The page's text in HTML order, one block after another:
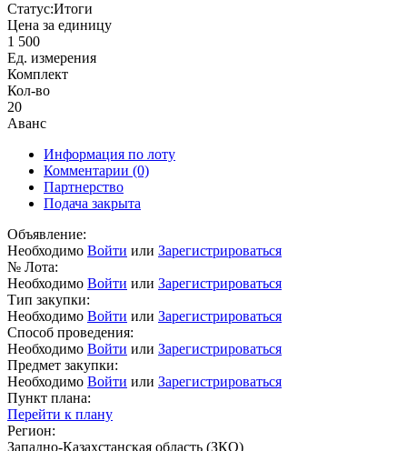
Статус:Итоги
Цена за единицу
1 500
Ед. измерения
Комплект
Кол-во
20
Аванс
Информация по лоту
Комментарии (0)
Партнерство
Подача закрыта
Объявление:
Необходимо Войти или Зарегистрироваться
№ Лота:
Необходимо Войти или Зарегистрироваться
Тип закупки:
Необходимо Войти или Зарегистрироваться
Способ проведения:
Необходимо Войти или Зарегистрироваться
Предмет закупки:
Необходимо Войти или Зарегистрироваться
Пункт плана:
Перейти к плану
Регион:
Западно-Казахстанская область (ЗКО)